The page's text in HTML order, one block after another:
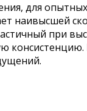
для
наивысшей
при
консистенцию.